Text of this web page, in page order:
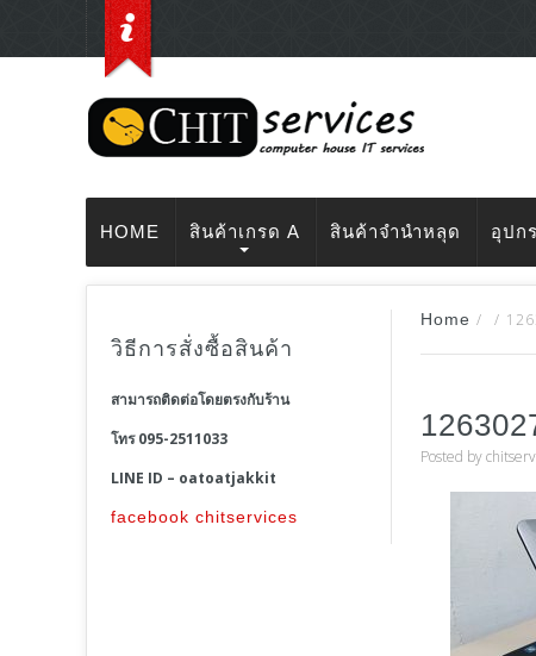
HOME สินค้าเกรด A สินค้าจำนำหลุด อุปก
วิธีการสั่งซื้อสินค้า
สามารถติดต่อโดยตรงกับร้าน
โทร 095-2511033
LINE ID – oatoatjakkit
facebook chitservices
Home / /
Posted bychitserv